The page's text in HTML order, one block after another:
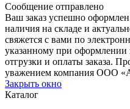
Сообщение отправлено
Ваш заказ успешно
наличия на складе и
свяжется с вами по
указанному при оформлении
отгрузки и оплаты заказа.
уважением компания ООО
Закрыть окно
Каталог